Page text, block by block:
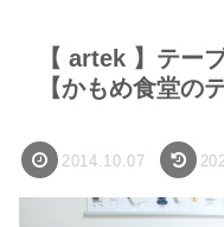
【 artek 】テー
【かもめ食堂の
2014.10.07